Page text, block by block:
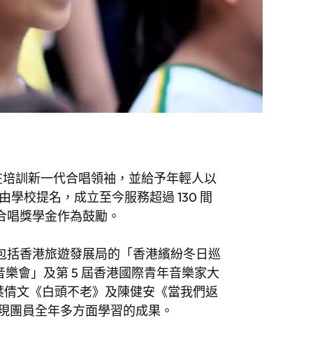
訓新一代合唱領袖，並給予年輕人以
學校提名，成立至今服務超過 130 間
獎學金作為鼓勵。
香港旅遊發展局的「香港繽紛冬日巡
會」及第 5 屆香港國際青年音樂家大
文《白頭不老》及陳健安《當我們返
團員全年多方面學習的成果。